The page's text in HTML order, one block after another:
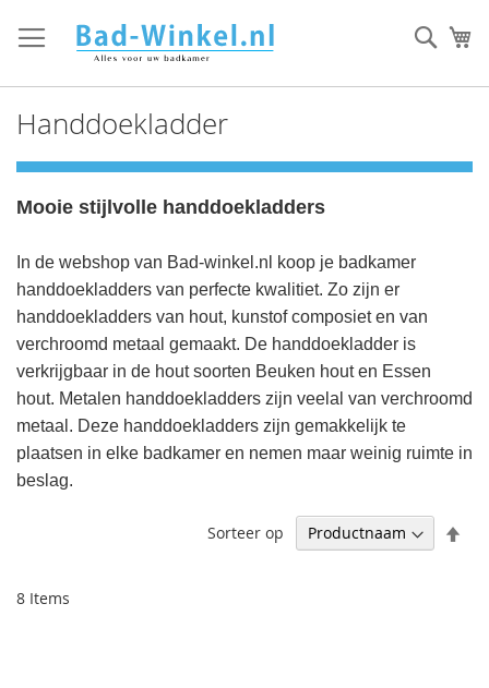
direct
door
inhoud
Handdoekladder
Mooie stijlvolle handdoekladders
In de webshop van Bad-winkel.nl koop je badkamer
handdoekladders van perfecte kwalitiet. Zo zijn er
handdoekladders van hout, kunstof composiet en van
verchroomd metaal gemaakt. De handdoekladder is
verkrijgbaar in de hout soorten Beuken hout en Essen
hout. Metalen handdoekladders zijn veelal van verchroomd
metaal. Deze handdoekladders zijn gemakkelijk te
plaatsen in elke badkamer en nemen maar weinig ruimte in
beslag.
8 Items
Sorteer op